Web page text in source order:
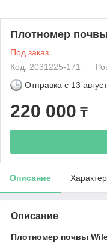
Плотномер
Под заказ
Код: 2031225-171
Отправка с 13
220 000 ₸
Описание
Описание
Плотномер почвы